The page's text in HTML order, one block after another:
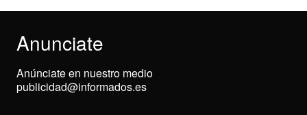
Anunciate
Anúnciate en nuestro medio
publicidad@informados.es